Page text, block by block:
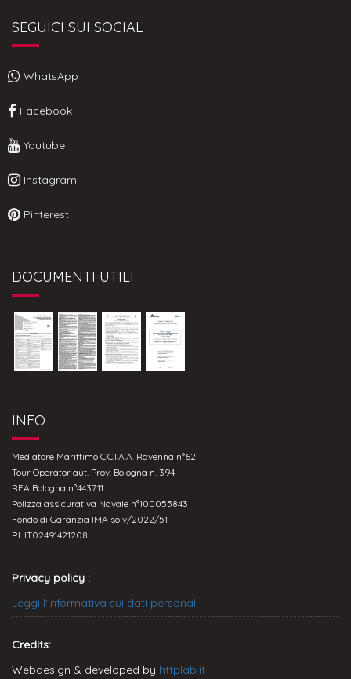
SEGUICI SUI SOCIAL
WhatsApp
Facebook
Youtube
Instagram
Pinterest
DOCUMENTI UTILI
INFO
Mediatore Marittimo C.C.I.A.A. Ravenna n°62
Tour Operator aut. Prov. Bologna n. 394
REA Bologna n°443711
Polizza assicurativa Navale n°100055843
Fondo di Garanzia IMA solv/2022/51
P.I. IT02491421208
Privacy policy :
Leggi l'informativa sui dati personali
Credits:
Webdesign & developed by httplab.it